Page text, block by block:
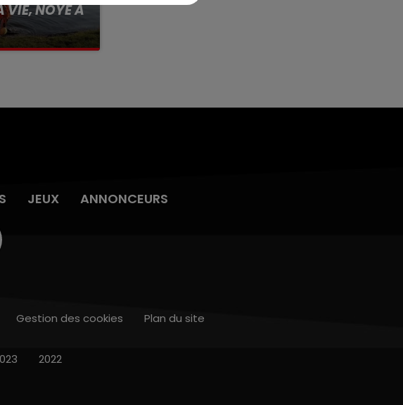
VIE, NOYÉ À
JEUX ANNONCEURS
Gestion des cookies Plan du site
2022